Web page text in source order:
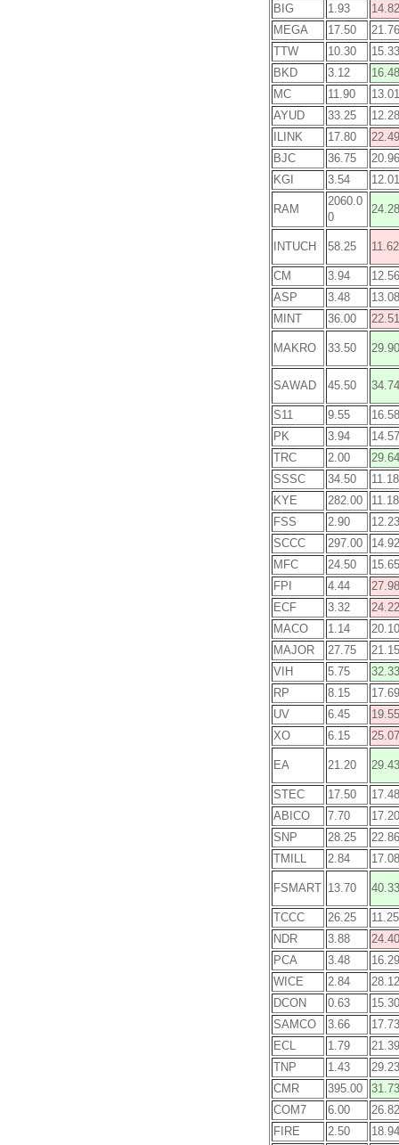
BIG
1.93
14.82
MEGA
17.50
21.76
TTW
10.30
15.33
BKD
3.12
16.48
MC
11.90
13.01
AYUD
33.25
12.28
ILINK
17.80
22.49
BJC
36.75
20.96
KGI
3.54 12.01
RAM
2060.0
0
24.28
INTUCH 58.25 11.62
CM 3.94
12.56
ASP
3.48
13.08
MINT
36.00 22.51
MAKRO 33.50 29.90
SAWAD 45.50 34.74
S11 9.55
16.58
PK
3.94
14.57
TRC
2.00
29.64
SSSC
34.50
11.18
KYE
282.00
11.18
FSS
2.90
12.23
SCCC
297.00
14.92
MFC
24.50
15.65
FPI
4.44
27.98
ECF
3.32
24.22
MACO
1.14
20.10
MAJOR
27.75
21.15
VIH
5.75
32.33
RP
8.15
17.69
UV
6.45
19.55
XO
6.15 25.07
EA 21.20 29.43
STEC 17.50
17.48
ABICO
7.70
17.20
SNP
28.25
22.86
TMILL
2.84 17.08
FSMART 13.70 40.33
TCCC 26.25
11.25
NDR
3.88
24.40
PCA
3.48
16.29
WICE
2.84
28.12
DCON
0.63
15.30
SAMCO
3.66
17.73
ECL
1.79
21.39
TNP
1.43
29.23
CMR
395.00
31.73
COM7
6.00
26.82
FIRE
2.50 18.94